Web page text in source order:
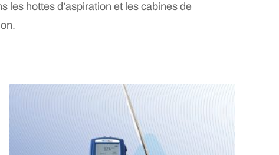
les hottes d’aspiration et les cabines de